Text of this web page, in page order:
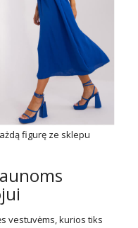
figurę ze sklepu
vestuvėms, kurios tiks